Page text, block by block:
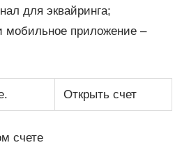
для эквайринга;
мобильное приложение –
Открыть счет
счете